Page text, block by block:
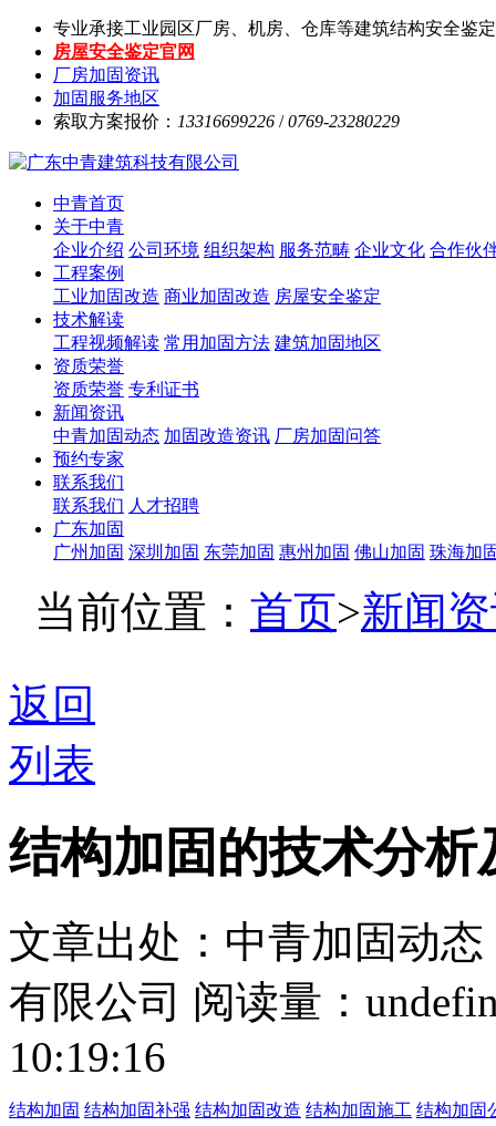
专业承接工业园区厂房、机房、仓库等建筑结构安全鉴
房屋安全鉴定官网
厂房加固资讯
加固服务地区
索取方案报价： 13316699226 /0769-23280229
中青首页
关于中青
企业介绍 公司环境 组织架构 服务范畴 企业文化 合作伙
工程案例
工业加固改造 商业加固改造 房屋安全鉴定
技术解读
工程视频解读 常用加固方法 建筑加固地区
资质荣誉
资质荣誉 专利证书
新闻资讯
中青加固动态 加固改造资讯 厂房加固问答
预约专家
联系我们
联系我们 人才招聘
广东加固
广州加固 深圳加固 东莞加固 惠州加固 佛山加固 珠海加
当前位置： 首页>新闻
返回
列表
结构加固的技术分
文章出处：中青加固动态
有限公司 阅读量：
10:19:16
结构加固 结构加固补强 结构加固改造 结构加固施工 结构加固